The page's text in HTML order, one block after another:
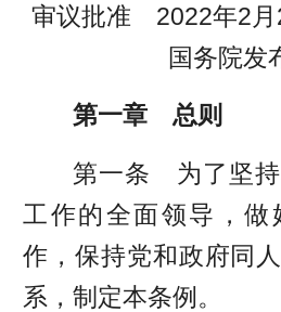
审议批准 2022年2月
国务院发
第一章 总则
第一条 为了坚
工作的全面领导，做
作，保持党和政府同
系，制定本条例。